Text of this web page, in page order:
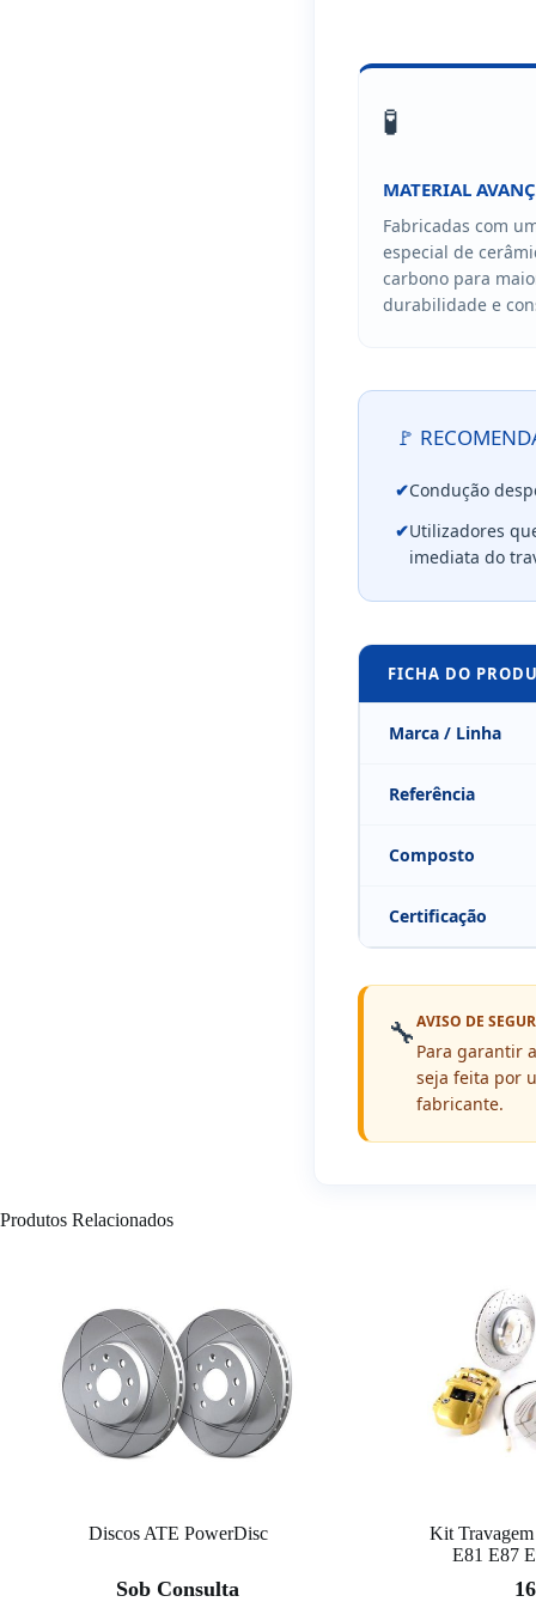
🧪
MATERIAL
Fabricadas com
especial de
carbono para
durabilidade e
🚩
✔Condução
✔Utilizadores
imediata do
FICHA DO
Marca / Linha
Referência
Composto
Certificação
🔧AVISO DE
Para garantir
seja feita por
fabricante.
Produtos Relacionados
Discos ATE PowerDisc
Sob Consulta
Kit
E81 E87